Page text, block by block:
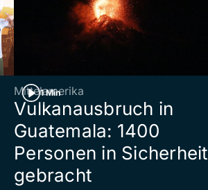
1 Min
Mittelamerika
Vulkanausbruch in
Guatemala: 1400
Personen in Sicherheit
gebracht